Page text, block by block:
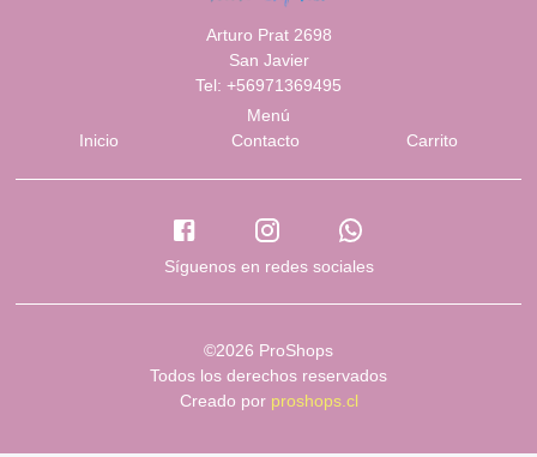
Arturo Prat 2698
San Javier
Tel: +56971369495
Menú
Inicio
Contacto Carrito
Síguenos en redes sociales
©2026 ProShops
Todos los derechos reservados
Creado por proshops.cl